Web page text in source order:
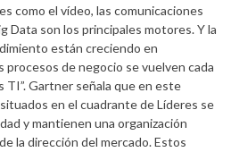
como el vídeo, las comunicaciones
Data son los principales motores. Y la
están creciendo en
procesos de negocio se vuelven cada
TI”. Gartner señala que en este
en el cuadrante de Líderes se
y mantienen una organización
la dirección del mercado. Estos